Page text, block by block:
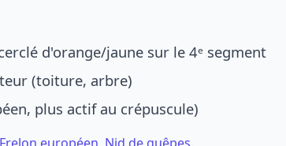
d'orange/jaune sur le 4ᵉ segment
(toiture, arbre)
plus actif au crépuscule)